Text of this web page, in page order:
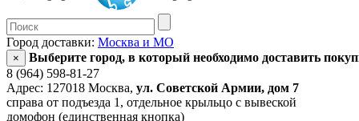
Город доставки: Москва и МО
×
Выберите город, в который необходимо доставить
8 (964) 598-81-27
Адрес: 127018 Москва, ул. Советской Армии, дом 7
справа от подъезда 1, отдельное крыльцо с вывеской
домофон (единственная кнопка)